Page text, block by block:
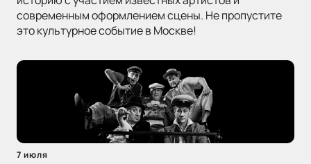
современным оформлением сцены. Не пропустите
это культурное событие в Москве!
7 июля